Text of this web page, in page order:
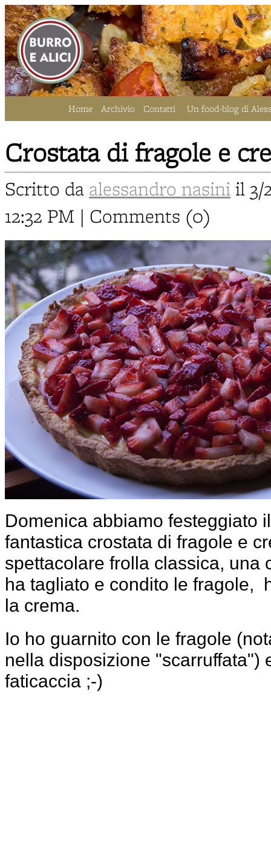
Home Archivio Contatti Un food-blog di
Crostata di fragole e
Scritto da alessandro nasini il 3/
12:32 PM | Comments (0)
Domenica abbiamo festeggiato
fantastica crostata di fragole e
spettacolare frolla classica, una
ha tagliato e condito le fragole,
la crema.
Io ho guarnito con le fragole
nella disposizione "scarruffata")
faticaccia ;-)